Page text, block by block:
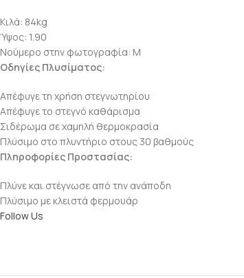
Κιλά: 84kg
Ύψος: 1.90
Νούμερο στην φωτογραφία: M
Οδηγίες Πλυσίματος:
Απέφυγε τη χρήση στεγνωτηρίου
Απέφυγε το στεγνό καθάρισμα
Σιδέρωμα σε χαμηλή θερμοκρασία
Πλύσιμο στο πλυντήριο στους 30 βαθμούς
Πληροφορίες Προστασίας:
Πλύνε και στέγνωσε από την ανάποδη
Πλύσιμο με κλειστά φερμουάρ
Follow Us